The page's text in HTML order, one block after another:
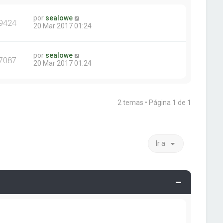
por sealowe
20 Mar 2017 01:24
por sealowe
20 Mar 2017 01:24
2 temas • Página 1 de 1
Ir a